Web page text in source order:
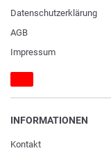
Daten­schutz­erklärung
AGB
Impressum
INFORMATIONEN
Kontakt